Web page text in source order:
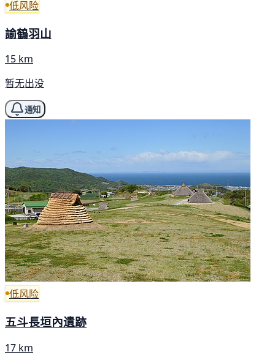
低风险
諭鶴羽山
15 km
暂无出没
通知
低风险
五斗長垣內遺跡
17 km